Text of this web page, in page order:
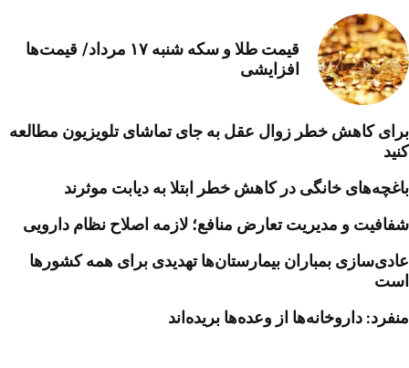
قیمت طلا و سکه شنبه ۱۷ مرداد/ قیمت‌ها
افزایشی
برای کاهش خطر زوال عقل به جای تماشای تلویزیون مطالعه
کنید
باغچه‌های خانگی در کاهش خطر ابتلا به دیابت موثرند
شفافیت و مدیریت تعارض منافع؛ لازمه اصلاح نظام دارویی
عادی‌سازی بمباران بیمارستان‌ها تهدیدی برای همه کشورها
است
منفرد: داروخانه‌ها از وعده‌ها بریده‌اند